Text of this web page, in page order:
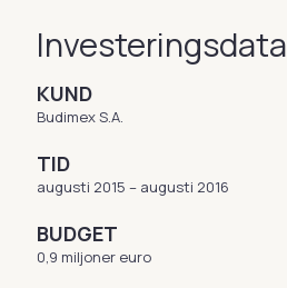
Investeringsdata
KUND
Budimex S.A.
TID
augusti 2015 – augusti 2016
BUDGET
0,9 miljoner euro